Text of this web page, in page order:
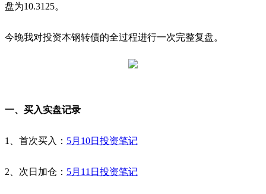
盘为10.3125。
今晚我对投资本钢转债的全过程进行一次完整复盘。
一、买入实盘记录
1、首次买入： 5月10日投资笔记
2、次日加仓： 5月11日投资笔记